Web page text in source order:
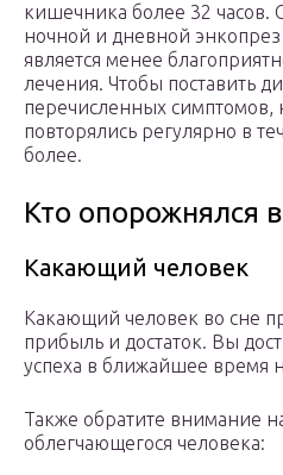
кишечника более 32 часов.
ночной и дневной
является менее
лечения. Чтобы поставить
перечисленных симптомов,
повторялись регулярно в
более.
Кто опорожнялся
Какающий человек
Какающий человек во сне
прибыль и достаток. Вы
успеха в ближайшее время
Также обратите внимание
облегчающегося человека: